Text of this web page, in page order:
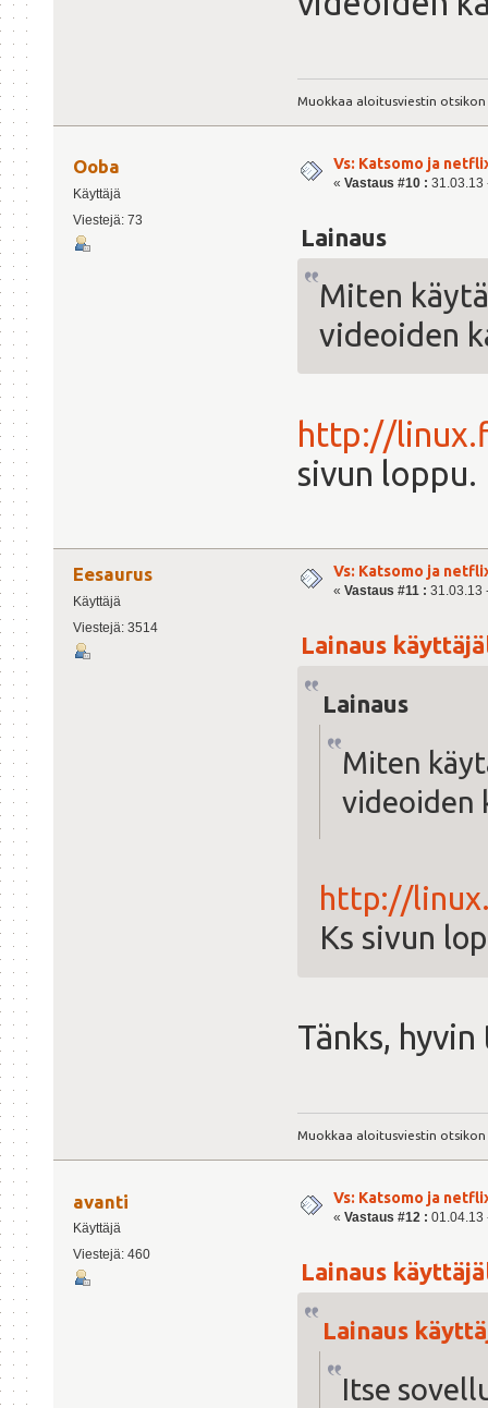
Muokkaa aloitusviestin otsikon
Ooba
Käyttäjä
Viestejä: 73
Vs: Katsomo ja
« Vastaus #10 : 31.03.13
Lainaus
Miten
videoiden
http://
sivun loppu.
Eesaurus
Käyttäjä
Viestejä: 3514
Vs: Katsomo ja
« Vastaus #11 : 31.03.13
Lainaus
Lainaus
Miten
videoiden
http://
Ks sivun
Tänks,
Muokkaa aloitusviestin otsikon
avanti
Käyttäjä
Viestejä: 460
Vs: Katsomo ja
« Vastaus #12 : 01.04.13
Lainaus
Lainaus
Itse